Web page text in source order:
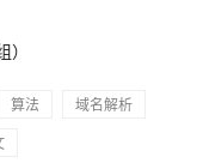
算法
域名解析